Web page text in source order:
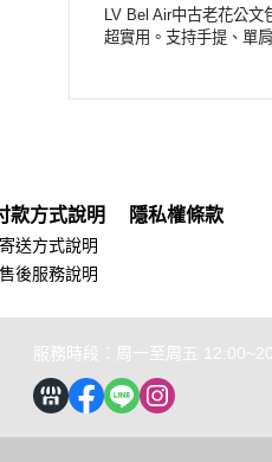
LV Bel Air中古老花公
超實用。支持手提、單
款方式說明
寄送方式說明
售後服務說明
隱私權條款
服務時段：周一至周五